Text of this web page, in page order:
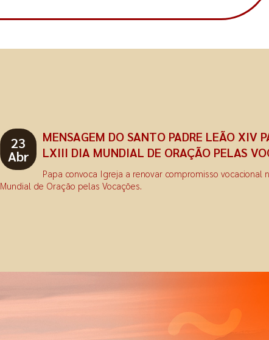
23
Abr
MENSAGEM DO SANTO PADRE LEÃO XIV
LXIII DIA MUNDIAL DE ORAÇÃO PELAS
Papa convoca Igreja a renovar compromisso vocacional
Mundial de Oração pelas Vocações.